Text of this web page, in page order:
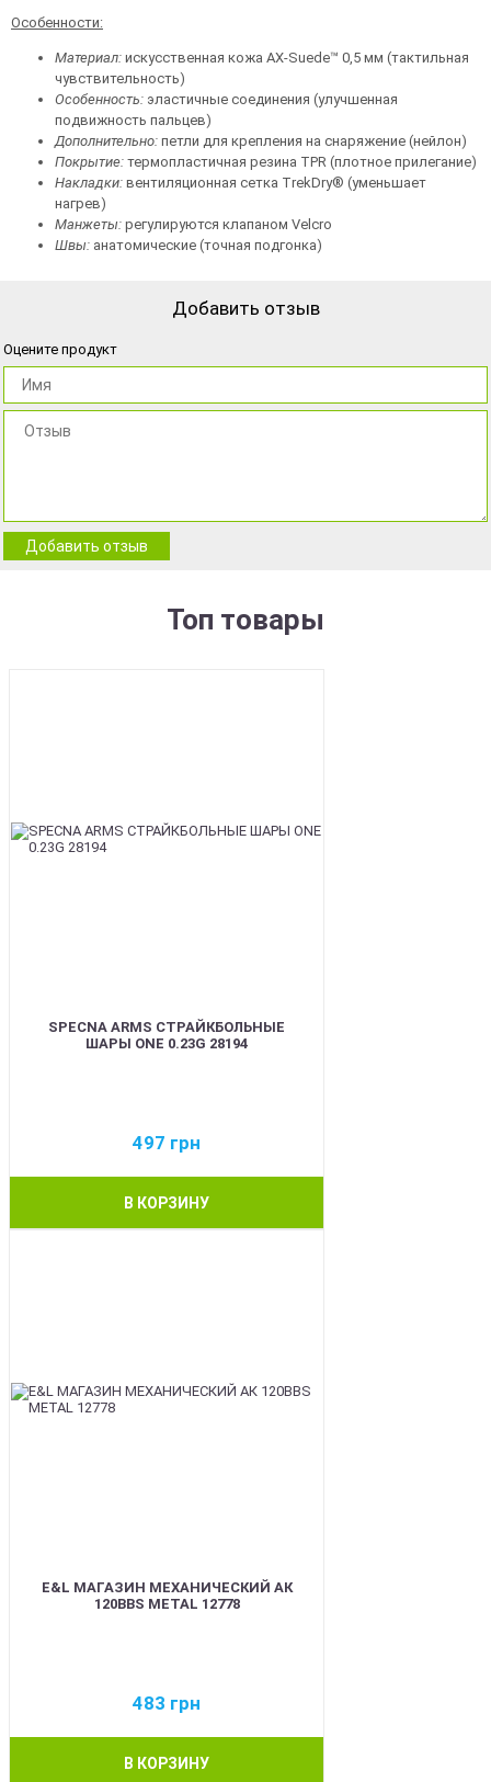
Особенности:
Материал: искусственная кожа AX-Suede™ 0,5 мм (тактильная
чувствительность)
Особенность: эластичные соединения (улучшенная
подвижность пальцев)
Дополнительно: петли для крепления на снаряжение (нейлон)
Покрытие: термопластичная резина TPR (плотное прилегание)
Накладки: вентиляционная сетка TrekDry® (уменьшает
нагрев)
Манжеты: регулируются клапаном Velcro
Швы: анатомические (точная подгонка)
Добавить отзыв
Оцените продукт
Добавить отзыв
Топ товары
SPECNA ARMS СТРАЙКБОЛЬНЫЕ
ШАРЫ ONE 0.23G 28194
497 грн
В КОРЗИНУ
E&L МАГАЗИН МЕХАНИЧЕСКИЙ АК
120BBS METAL 12778
483 грн
В КОРЗИНУ